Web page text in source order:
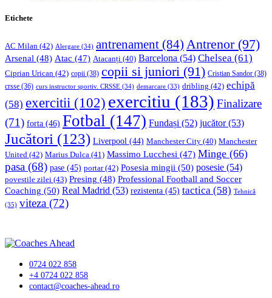
Etichete
AC Milan (42) Alergare (34) antrenament (84) Antrenor(97)
Arsenal (48) Atac (47) Atacanți (40) Barcelona (54) Chelsea (61)
Ciprian Urican (42) copii (38) copii si juniori (91) Cristian Sandor (38)
crsse (36) curs instructor sportiv. CRSSE (34) demarcare (33) dribling (42) echipă
(58) exercitii (102) exercitiu (183) Finalizare
(71) forta (46) Fotbal (147) Fundași (52) jucător(53)
Jucători (123) Liverpool (44) Manchester City (40) Manchester
United (42) Marius Dulca (41) Massimo Lucchesi (47) Minge (66)
pasa (68) pase (45) portar(42) Posesia mingii (50) posesie (54)
povestile zilei (43) Presing (48) Professional Football and Soccer
Coaching (50) Real Madrid (53) rezistenta (45) tactica (58) Tehnică
(35) viteza (72)
0724 022 858
+4 0724 022 858
contact@coaches-ahead.ro